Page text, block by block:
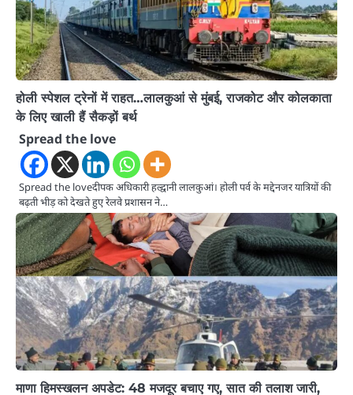
होली स्पेशल ट्रेनों में राहत…लालकुआं से मुंबई, राजकोट और कोलकाता
के लिए खाली हैं सैकड़ों बर्थ
Spread the love
Spread the loveदीपक अधिकारी हल्द्वानी लालकुआं। होली पर्व के मद्देनजर यात्रियों की
बढ़ती भीड़ को देखते हुए रेलवे प्रशासन ने…
माणा हिमस्खलन अपडेट: 48 मजदूर बचाए गए, सात की तलाश जारी,